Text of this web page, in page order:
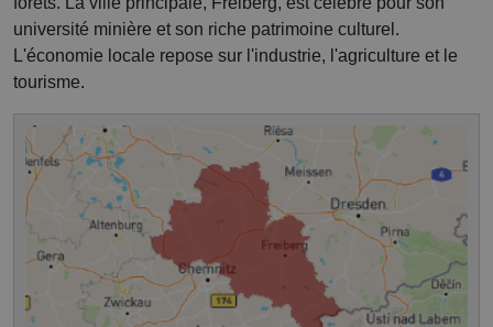
université minière et son riche patrimoine culturel.
L'économie locale repose sur l'industrie, l'agriculture et le
tourisme.